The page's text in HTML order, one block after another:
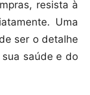
resista à
Uma
ser o detalhe
saúde e do